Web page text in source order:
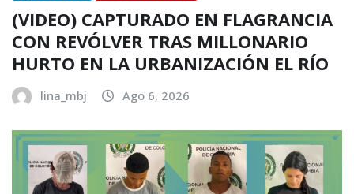
(VIDEO) CAPTURADO EN FLAGRANCIA
CON REVÓLVER TRAS MILLONARIO
HURTO EN LA URBANIZACIÓN EL RÍO
lina_mbj Ago 6, 2026